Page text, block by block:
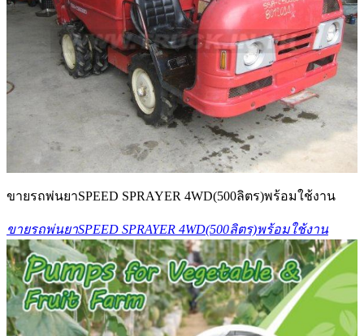
ขายรถพ่นยาSPEED SPRAYER 4WD(500ลิตร)พร้อมใช้งาน
ขายรถพ่นยาSPEED SPRAYER 4WD(500ลิตร)พร้อมใช้งาน